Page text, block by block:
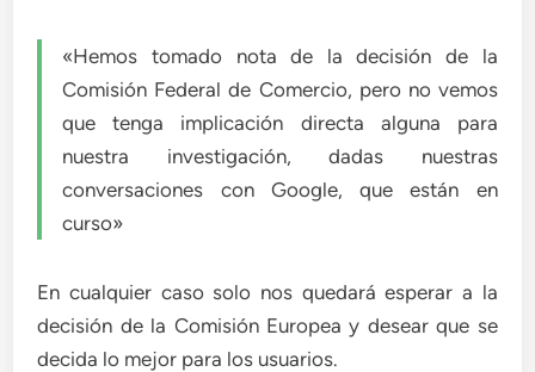
«Hemos tomado nota de la decisión de la
Comisión Federal de Comercio, pero no vemos
que tenga implicación directa alguna para
nuestra investigación, dadas nuestras
conversaciones con Google, que están en
curso»
En cualquier caso solo nos quedará esperar a la
decisión de la Comisión Europea y desear que se
decida lo mejor para los usuarios.